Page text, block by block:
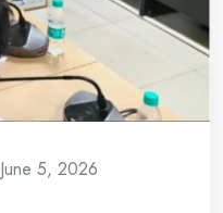
June 5, 2026